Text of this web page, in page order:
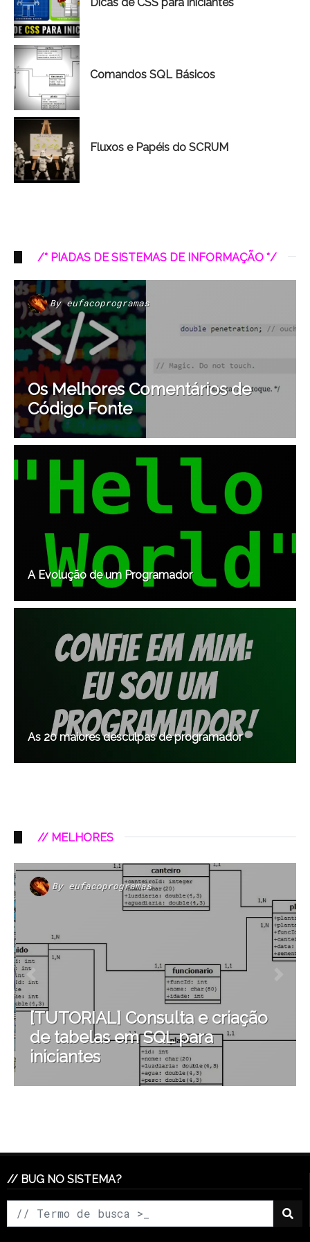
Comandos SQL Básicos
Fluxos e Papéis do SCRUM
/* PIADAS DE SISTEMAS DE INFORMAÇÃO */
Byeufacoprogramas
Os Melhores Comentários de
Código Fonte
A Evolução de um Programador
As 20 maiores desculpas de programador
// MELHORES
By eufacoprogramas
[TUTORIAL] Consulta e criação
de tabelas em SQL para
iniciantes
// BUG NO SISTEMA?